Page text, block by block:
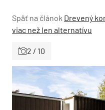
Späť na článok Drevený
viac než len alternatívu
2 / 10